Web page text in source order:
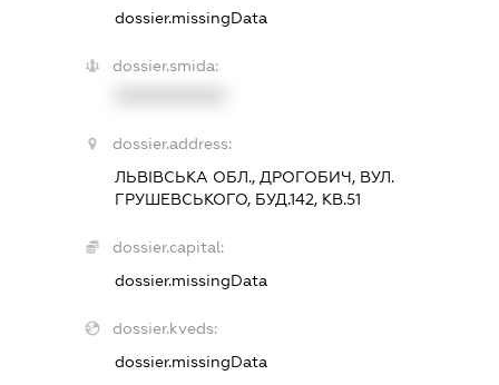
dossier.missingData
dossier.smida:
dossier.address:
ЛЬВІВСЬКА ОБЛ., ДРОГОБИЧ, ВУЛ.
ГРУШЕВСЬКОГО, БУД.142, КВ.51
dossier.capital:
dossier.missingData
dossier.kveds:
dossier.missingData